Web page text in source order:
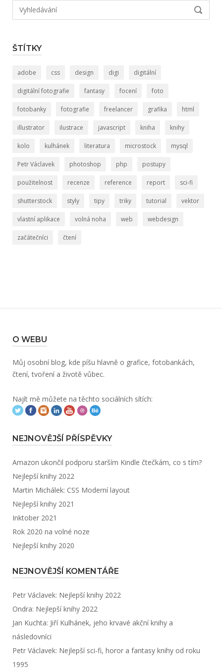
Hledat:
ŠTÍTKY
adobe css design digi digitální
digitální fotografie fantasy focení foto
fotobanky fotografie freelancer grafika html
illustrator ilustrace javascript kniha knihy
kolo kulhánek literatura microstock mysql
Petr Václavek photoshop php postupy
použitelnost recenze reference report sci-fi
shutterstock styly tipy triky tutorial vektor
vlastní aplikace volná noha web webdesign
začátečníci čtení
O WEBU
Můj osobní blog, kde píšu hlavně o grafice, fotobankách,
čtení, tvoření a životě vůbec.
Najít mě můžete na těchto sociálních sítích:
NEJNOVĚJŠÍ PŘÍSPĚVKY
Amazon ukončil podporu starším Kindle čtečkám, co s tím?
Nejlepší knihy 2022
Martin Michálek: CSS Moderní layout
Nejlepší knihy 2021
Inktober 2021
Rok 2020 na volné noze
Nejlepší knihy 2020
NEJNOVĚJŠÍ KOMENTÁŘE
Petr Václavek: Nejlepší knihy 2022
Ondra: Nejlepší knihy 2022
Jan Kuchta: Jiří Kulhánek, jeho krvavé akční knihy a
následovníci
Petr Václavek: Nejlepší sci-fi, horor a fantasy knihy od roku
1995